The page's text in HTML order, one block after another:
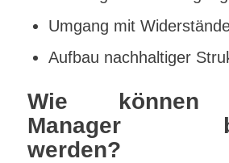
Umgang mit
Aufbau nachhaltiger
Wie können
Manager
werden?